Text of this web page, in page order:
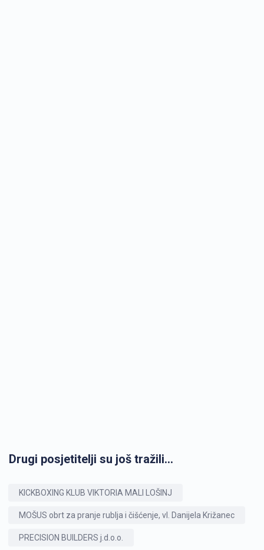
Drugi posjetitelji su još tražili...
KICKBOXING KLUB VIKTORIA MALI LOŠINJ
MOŠUS obrt za pranje rublja i čišćenje, vl. Danijela Križanec
PRECISION BUILDERS j.d.o.o.